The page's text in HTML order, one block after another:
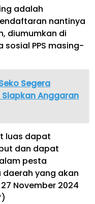
adalah
nantinya
diumumkan di
sosial PPS masing-
Segera
Siapkan Anggaran
luas dapat
dan dapat
pesta
yang akan
November 2024